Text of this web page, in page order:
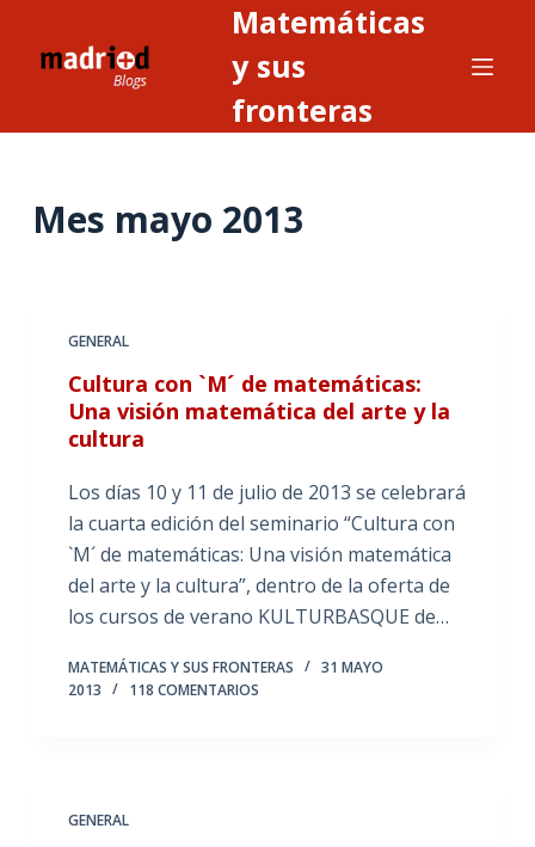
Matemáticas
y sus
fronteras
Mes mayo 2013
GENERAL
Cultura con `M´ de matemáticas:
Una visión matemática del arte y la
cultura
Los días 10 y 11 de julio de 2013 se celebrará
la cuarta edición del seminario “Cultura con
`M´ de matemáticas: Una visión matemática
del arte y la cultura”, dentro de la oferta de
los cursos de verano KULTURBASQUE de…
MATEMÁTICAS Y SUS FRONTERAS
31 MAYO
2013
118 COMENTARIOS
GENERAL